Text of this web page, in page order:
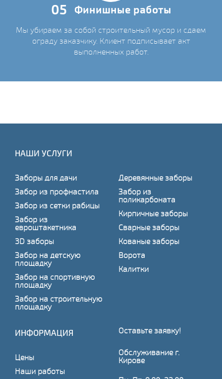
05 Финишные работы
Мы убираем за собой строительный мусор и сдаем
ограду заказчику. Клиент подписывает акт
выполненных работ.
НАШИ УСЛУГИ
Заборы для дачи
Забор из профнастила
Забор из сетки рабицы
Забор из
евроштакетника
3D заборы
Забор на детскую
площадку
Забор на спортивную
площадку
Забор на строительную
площадку
Деревянные заборы
Забор из
поликарбоната
Кирпичные заборы
Сварные заборы
Кованые заборы
Ворота
Калитки
ИНФОРМАЦИЯ
Цены
Наши работы
Оставьте заявку!
Обслуживание г.
Кирове